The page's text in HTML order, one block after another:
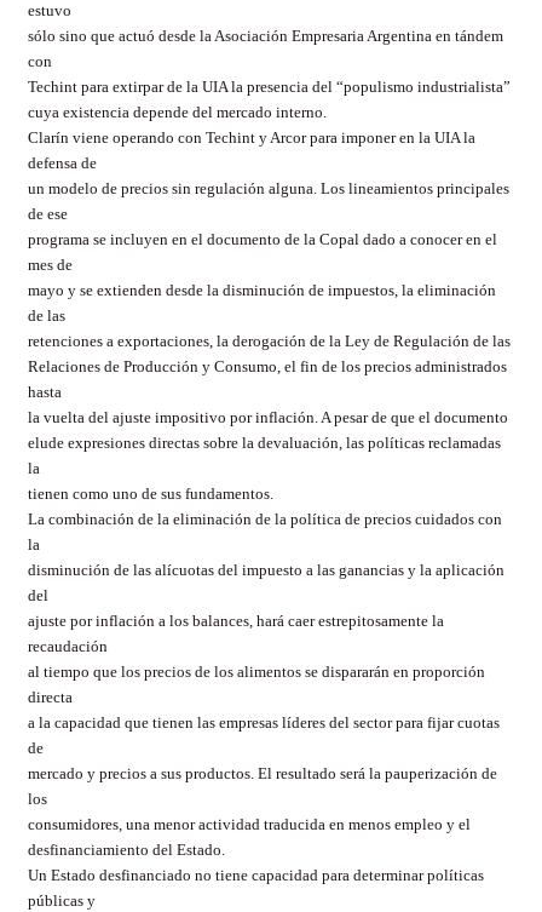
estuvo
sólo sino que actuó desde la Asociación Empresaria Argentina en tándem
con
Techint para extirpar de la UIA la presencia del “populismo industrialista”
cuya existencia depende del mercado interno.
Clarín viene operando con Techint y Arcor para imponer en la UIA la
defensa de
un modelo de precios sin regulación alguna. Los lineamientos principales
de ese
programa se incluyen en el documento de la Copal dado a conocer en el
mes de
mayo y se extienden desde la disminución de impuestos, la eliminación
de las
retenciones a exportaciones, la derogación de la Ley de Regulación de las
Relaciones de Producción y Consumo, el fin de los precios administrados
hasta
la vuelta del ajuste impositivo por inflación. A pesar de que el documento
elude expresiones directas sobre la devaluación, las políticas reclamadas
la
tienen como uno de sus fundamentos.
La combinación de la eliminación de la política de precios cuidados con
la
disminución de las alícuotas del impuesto a las ganancias y la aplicación
del
ajuste por inflación a los balances, hará caer estrepitosamente la
recaudación
al tiempo que los precios de los alimentos se dispararán en proporción
directa
a la capacidad que tienen las empresas líderes del sector para fijar cuotas
de
mercado y precios a sus productos. El resultado será la pauperización de
los
consumidores, una menor actividad traducida en menos empleo y el
desfinanciamiento del Estado.
Un Estado desfinanciado no tiene capacidad para determinar políticas
públicas y